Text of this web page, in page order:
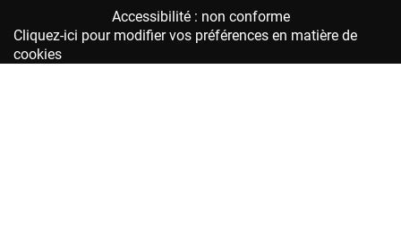
Accessibilité : non conforme
Cliquez-ici pour modifier vos préférences en matière de
cookies